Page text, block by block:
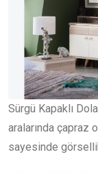
Sürgü Kapaklı
aralarında çapraz
sayesinde görsellik